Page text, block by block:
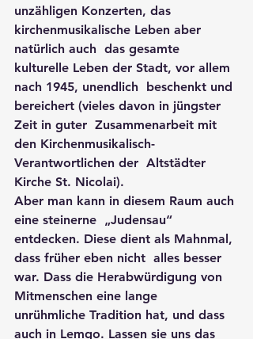
unzähligen Konzerten, das
kirchenmusikalische Leben aber
natürlich auch  das gesamte
kulturelle Leben der Stadt, vor allem
nach 1945, unendlich  beschenkt und
bereichert (vieles davon in jüngster
Zeit in guter  Zusammenarbeit mit
den Kirchenmusikalisch-
Verantwortlichen der  Altstädter
Kirche St. Nicolai).
Aber man kann in diesem Raum auch
eine steinerne  „Judensau“
entdecken. Diese dient als Mahnmal,
dass früher eben nicht  alles besser
war. Dass die Herabwürdigung von
Mitmenschen eine lange
unrühmliche Tradition hat, und dass
auch in Lemgo. Lassen sie uns das